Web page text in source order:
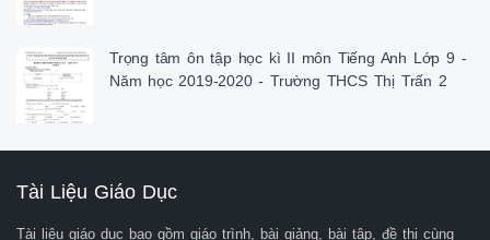
Trọng tâm ôn tập học kì II môn Tiếng Anh Lớp 9 -
Năm học 2019-2020 - Trường THCS Thị Trấn 2
Tài Liệu Giáo Dục
Tài liệu giáo dục bao gồm giáo trình, bài giảng, bài tập, đề thi cùng